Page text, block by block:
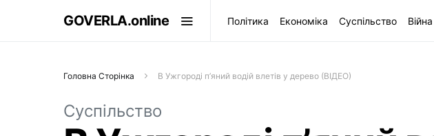
GOVERLA.online Політика Економіка Суспільство Війна
Головна Сторінка В Ужгороді п’яний водій влетів у дерево (ВІДЕО)
Суспільство